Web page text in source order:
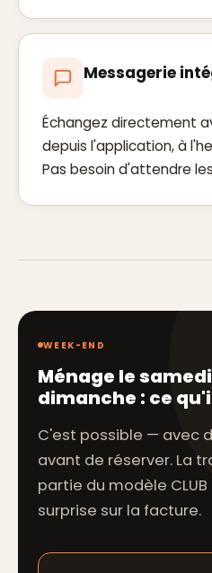
Messagerie
Échangez directement
depuis l'application, à
Pas besoin d'attendre
WEEK-END
Ménage le
dimanche : ce
C'est possible — avec
avant de réserver. La
partie du modèle CLUB
surprise sur la facture.